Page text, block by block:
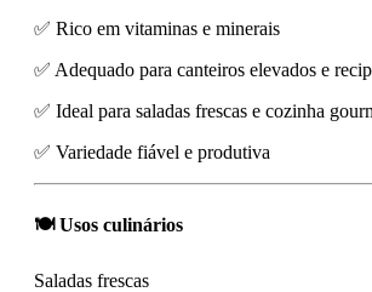
✅ Rico em vitaminas e minerais
✅ Adequado para canteiros elevados e
✅ Ideal para saladas frescas e cozinha
✅ Variedade fiável e produtiva
🍽️ Usos culinários
Saladas frescas